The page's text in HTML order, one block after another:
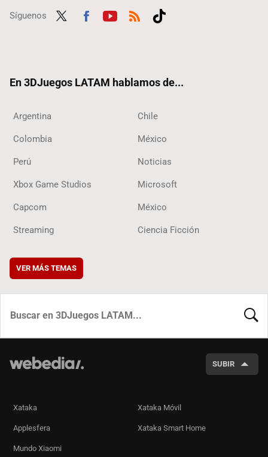
Síguenos
En 3DJuegos LATAM hablamos de...
Argentina Chile
Colombia México
Perú Noticias
Xbox Game Studios Microsoft
Capcom México
Streaming Ciencia Ficción
VER MÁS TEMAS
SUBIR
Xataka Xataka Móvil
Applesfera Xataka Smart Home
Mundo Xiaomi